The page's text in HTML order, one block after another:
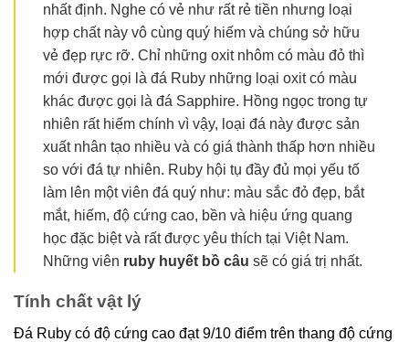
nhất định. Nghe có vẻ như rất rẻ tiền nhưng loại
hợp chất này vô cùng quý hiếm và chúng sở hữu
vẻ đẹp rực rỡ. Chỉ những oxit nhôm có màu đỏ thì
mới được gọi là đá Ruby những loại oxit có màu
khác được gọi là đá Sapphire. Hồng ngọc trong tự
nhiên rất hiếm chính vì vậy, loại đá này được sản
xuất nhân tạo nhiều và có giá thành thấp hơn nhiều
so với đá tự nhiên. Ruby hội tụ đầy đủ mọi yếu tố
làm lên một viên đá quý như: màu sắc đỏ đẹp, bắt
mắt, hiếm, độ cứng cao, bền và hiệu ứng quang
học đặc biệt và rất được yêu thích tại Việt Nam.
Những viên ruby huyết bồ câu sẽ có giá trị nhất.
Tính chất vật lý
Đá Ruby có độ cứng cao đạt 9/10 điểm trên thang độ cứng